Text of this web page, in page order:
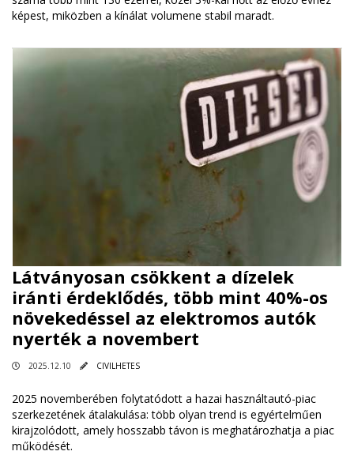
képest, miközben a kínálat volumene stabil maradt.
Látványosan csökkent a dízelek
iránti érdeklődés, több mint 40%-os
növekedéssel az elektromos autók
nyerték a novembert
2025.12.10 CIVILHETES
2025 novemberében folytatódott a hazai használtautó-piac
szerkezetének átalakulása: több olyan trend is egyértelműen
kirajzolódott, amely hosszabb távon is meghatározhatja a piac
működését.